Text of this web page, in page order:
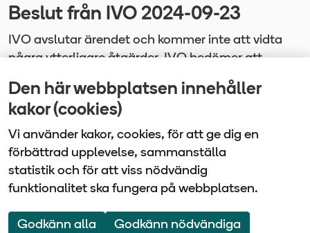
Den här webbplatsen innehåller
kakor (cookies)
Vi använder kakor, cookies, för att ge dig en
förbättrad upplevelse, sammanställa
statistik och för att viss nödvändig
funktionalitet ska fungera på webbplatsen.
Godkänn alla Godkänn nödvändiga
Beslut från IVO 2024-09-23
IVO avslutar ärendet och kommer inte att vidta
några ytterligare åtgärder. IVO bedömer att
Tiohundra har fullgjort sin utrednings- och
anmälningsskyldighet och kommer inte att vidta
några ytterligare åtgärder.
Vårdbolaget Tiohundra | Box 905 | 761 29 Norrtälje
| Tel: 0176-10 100